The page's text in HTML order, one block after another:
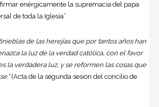
enérgicamente la supremacía del papa
de toda la Iglesia”.
de las herejías que por tantos años han
la luz de la verdad católica, con el favor
la verdadera luz, y se reformen las cosas que
(Acta de la segunda sesión del concilio de